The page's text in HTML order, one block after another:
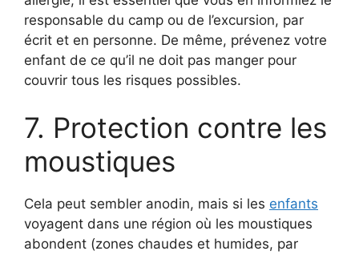
responsable du camp ou de l’excursion, par
écrit et en personne. De même, prévenez votre
enfant de ce qu’il ne doit pas manger pour
couvrir tous les risques possibles.
7. Protection contre les
moustiques
Cela peut sembler anodin, mais si les enfants
voyagent dans une région où les moustiques
abondent (zones chaudes et humides, par